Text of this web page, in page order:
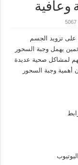
وعافية
5067
تزويد الجسم
يهمل وجبة السحور
لمشاكل صحية عديدة
أهمية وجبة السحور